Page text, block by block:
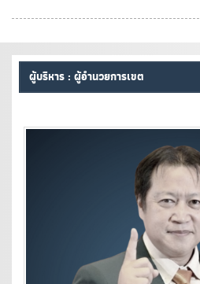
ผู้บริหาร : ผู้อำนวยการเขต